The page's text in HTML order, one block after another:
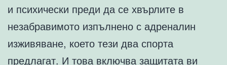
и психически преди да се хвърлите в
незабравимото изпълнено с адреналин
изживяване, което тези два спорта
предлагат. И това включва защитата ви